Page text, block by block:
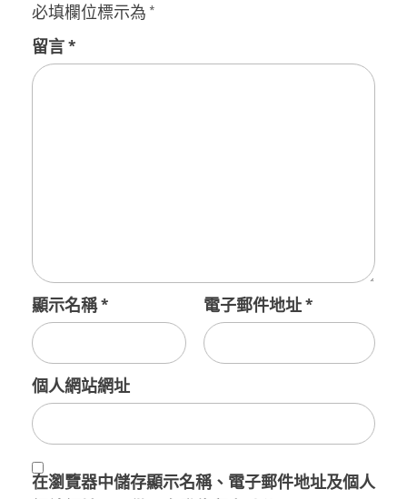
必填欄位標示為 *
留言*
顯示名稱* 電子郵件地址*
個人網站網址
在瀏覽器中儲存顯示名稱、電子郵件地址及個人